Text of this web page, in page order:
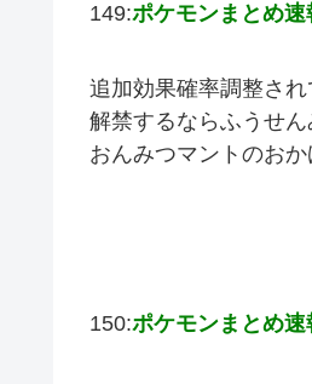
149:ポケモンまとめ速
追加効果確率調整さ
解禁するならふうせ
おんみつマントのお
150:ポケモンまとめ速